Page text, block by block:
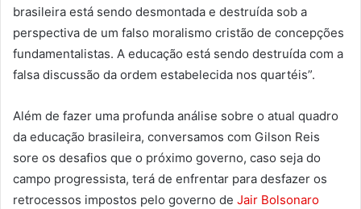
brasileira está sendo desmontada e destruída sob a
perspectiva de um falso moralismo cristão de concepções
fundamentalistas. A educação está sendo destruída com a
falsa discussão da ordem estabelecida nos quartéis”.
Além de fazer uma profunda análise sobre o atual quadro
da educação brasileira, conversamos com Gilson Reis
sore os desafios que o próximo governo, caso seja do
campo progressista, terá de enfrentar para desfazer os
retrocessos impostos pelo governo de Jair Bolsonaro